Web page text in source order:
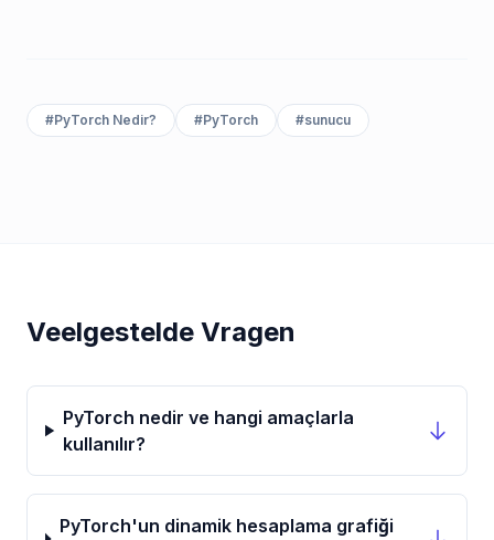
#PyTorch Nedir? #PyTorch #sunucu
Veelgestelde Vragen
PyTorch nedir ve hangi amaçlarla
kullanılır?
PyTorch'un dinamik hesaplama grafiği